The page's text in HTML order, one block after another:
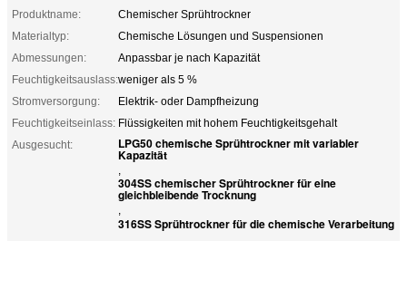
Produktname:
Chemischer Sprühtrockner
Materialtyp:
Chemische Lösungen und Suspensionen
Abmessungen:
Anpassbar je nach Kapazität
Feuchtigkeitsauslass:weniger als 5 %
Stromversorgung:
Elektrik- oder Dampfheizung
Feuchtigkeitseinlass: Flüssigkeiten mit hohem Feuchtigkeitsgehalt
Ausgesucht:
LPG50 chemische Sprühtrockner mit variabler
Kapazität
,
304SS chemischer Sprühtrockner für eine
gleichbleibende Trocknung
,
316SS Sprühtrockner für die chemische Verarbeitung